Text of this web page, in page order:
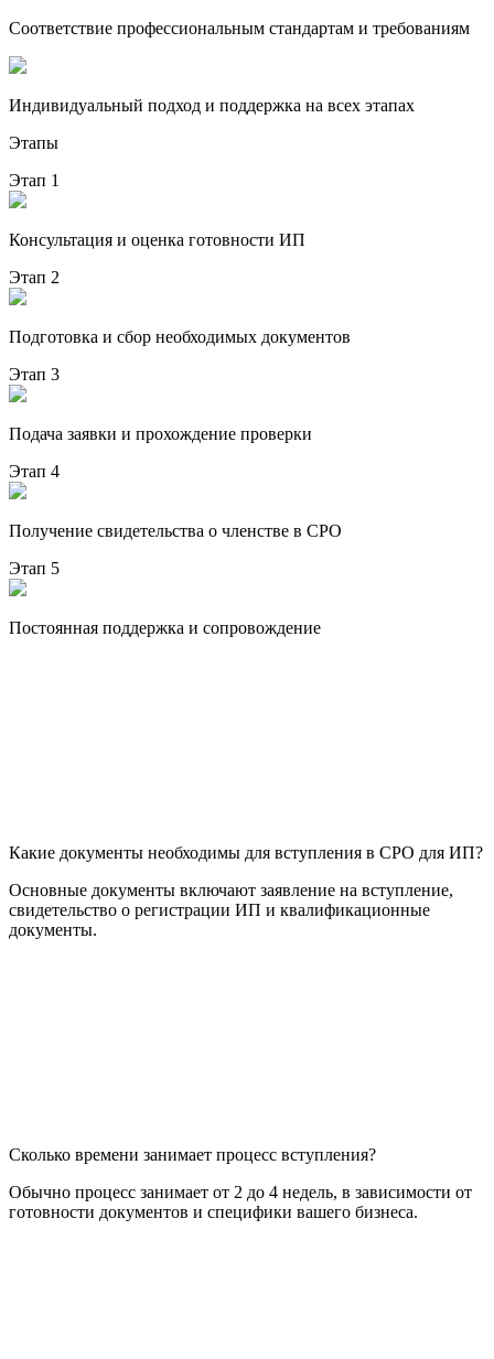
Соответствие профессиональным стандартам и требованиям
Индивидуальный подход и поддержка на всех этапах
Этапы
Этап 1
Консультация и оценка готовности ИП
Этап 2
Подготовка и сбор необходимых документов
Этап 3
Подача заявки и прохождение проверки
Этап 4
Получение свидетельства о членстве в СРО
Этап 5
Постоянная поддержка и сопровождение
Какие документы необходимы для вступления в СРО для ИП?
Основные документы включают заявление на вступление,
свидетельство о регистрации ИП и квалификационные
документы.
Сколько времени занимает процесс вступления?
Обычно процесс занимает от 2 до 4 недель, в зависимости от
готовности документов и специфики вашего бизнеса.